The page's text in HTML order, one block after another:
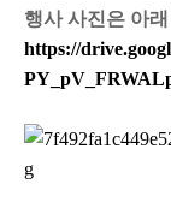
행사 사진은 아
https://